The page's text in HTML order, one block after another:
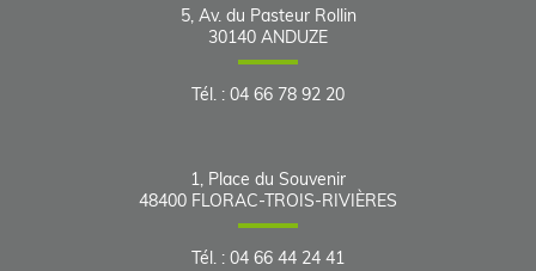
5, Av. du Pasteur Rollin
30140 ANDUZE
Tél. : 04 66 78 92 20
1, Place du Souvenir
48400 FLORAC-TROIS-RIVIÈRES
Tél. : 04 66 44 24 41